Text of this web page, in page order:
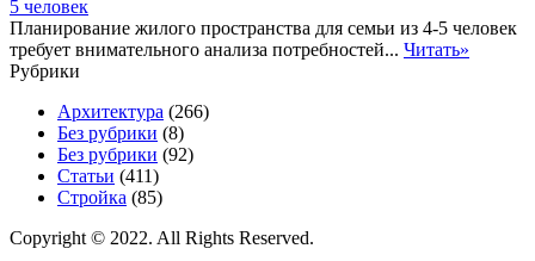
Планирование жилого пространства для семьи из 4-5 человек
требует внимательного анализа потребностей... Читать»
Рубрики
Архитектура (266)
Без рубрики (8)
Без рубрики (92)
Статьи (411)
Стройка (85)
Copyright © 2022. All Rights Reserved.